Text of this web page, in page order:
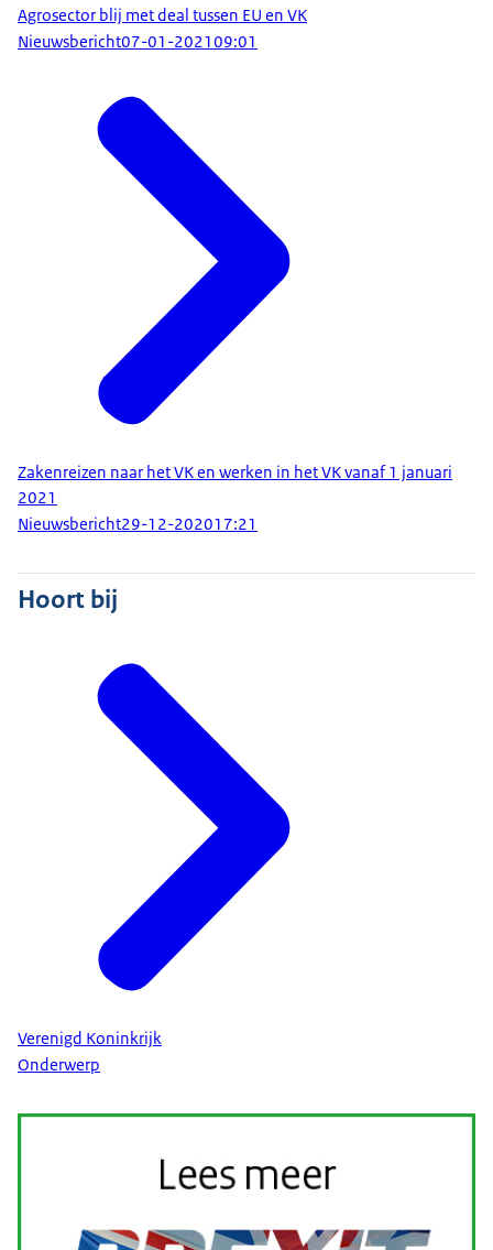
Agrosector blij met deal tussen EU en VK
Nieuwsbericht07-01-202109:01
Zakenreizen naar het VK en werken in het VK vanaf 1 januari
2021
Nieuwsbericht29-12-202017:21
Hoort bij
Verenigd Koninkrijk
Onderwerp